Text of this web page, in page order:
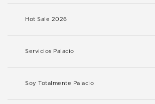
Hot Sale 2026
Servicios Palacio
Soy Totalmente Palacio